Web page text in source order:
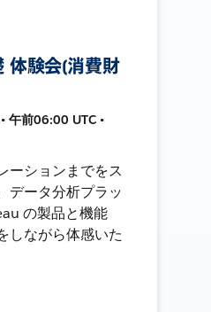
体験会[消費財
午前06:00 UTC •
ーションまでをス
データ分析プラッ
の製品と機能
しながら体感いた